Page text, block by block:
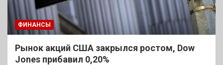
ФИНАНСЫ
Рынок акций США закрылся ростом, Dow
Jones прибавил 0,20%